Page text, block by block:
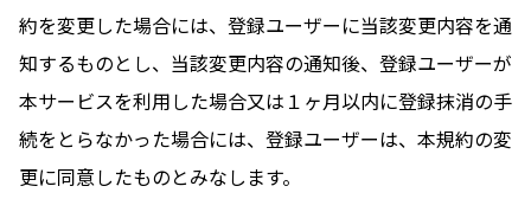
約を変更した場合には、登録ユーザーに当該変更内容を通
知するものとし、当該変更内容の通知後、登録ユーザーが
本サービスを利用した場合又は１ヶ月以内に登録抹消の手
続をとらなかった場合には、登録ユーザーは、本規約の変
更に同意したものとみなします。